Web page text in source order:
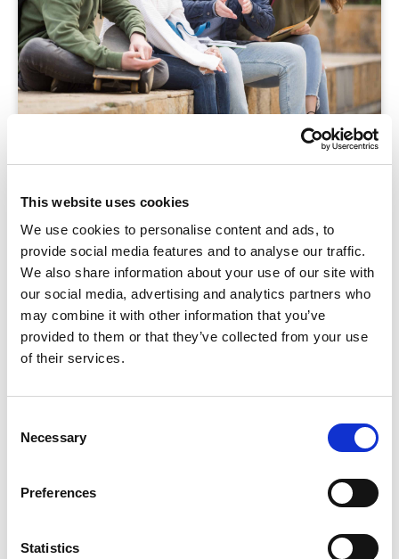
This website uses cookies
We use cookies to personalise content and ads, to
provide social media features and to analyse our traffic.
We also share information about your use of our site with
our social media, advertising and analytics partners who
may combine it with other information that you’ve
provided to them or that they’ve collected from your use
of their services.
Selection
Necessary
Preferences
Statistics
PowerPoints in je les.
Samenwerken met leerlingen: minder
klagen, meer vragen
Blog